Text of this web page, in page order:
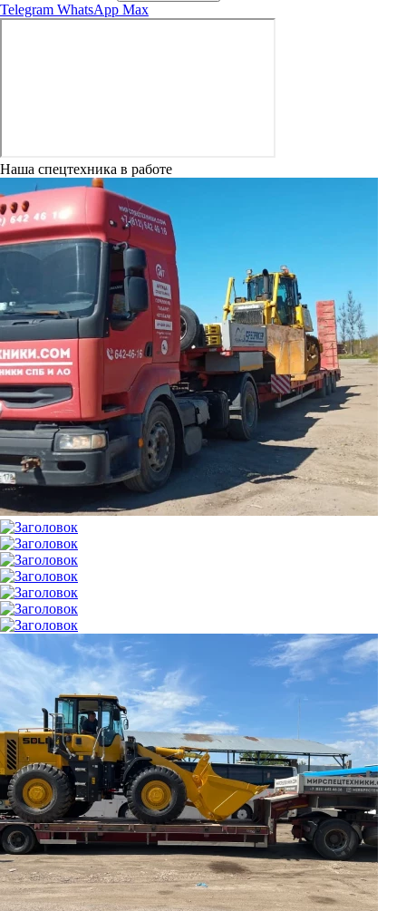
Telegram WhatsApp Max
Наша спецтехника в работе